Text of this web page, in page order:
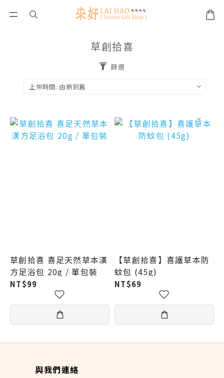
草創拾喜
篩選
草創拾喜 喜足天然草本漢
方足浴包 20g / 單包裝
NT$99
【草創拾喜】喜護草本防
蚊包 (45g)
NT$69
與我們連絡